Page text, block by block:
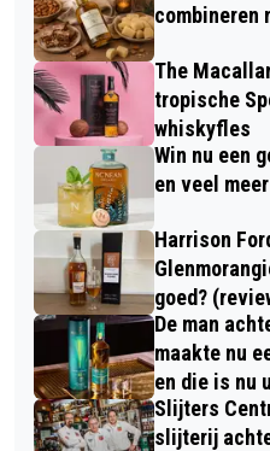
combineren
The
tropische
whiskyfles
Win nu een
en veel
Harrison
goed?
De man
maakte nu
en die is nu
Slijters
slijterij